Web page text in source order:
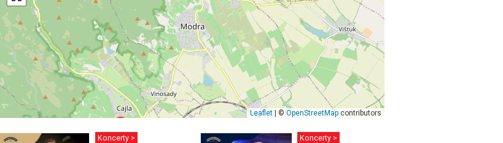
Leaflet | ©OpenStreetMap contributors
Koncerty > Koncerty >